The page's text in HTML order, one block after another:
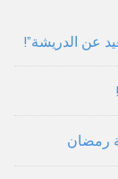
عن الدريشة”!
رمضان